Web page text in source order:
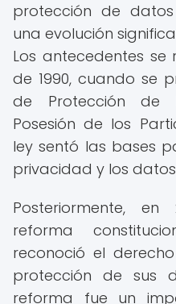
protección de
una evolución
Los antecedentes
de 1990, cuando se
de Protección de
Posesión de los
ley sentó las bases
privacidad y los
Posteriormente,
reforma
reconoció el
protección de sus
reforma fue un